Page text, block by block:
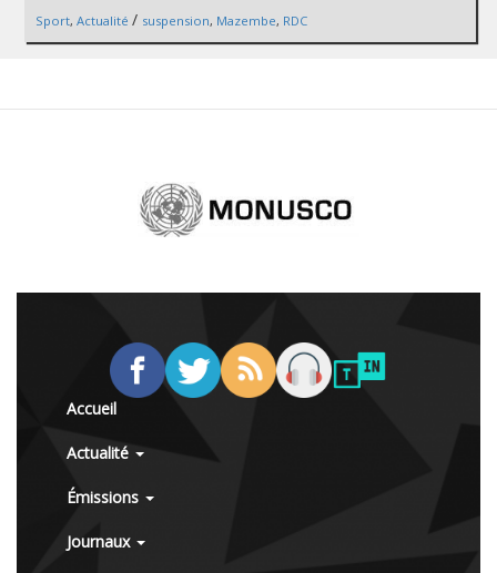
Sport, Actualité / suspension, Mazembe, RDC
Accueil
Actualité
Émissions
Journaux